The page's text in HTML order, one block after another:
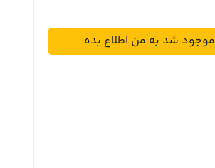
موجود شد به من اطلاع بده